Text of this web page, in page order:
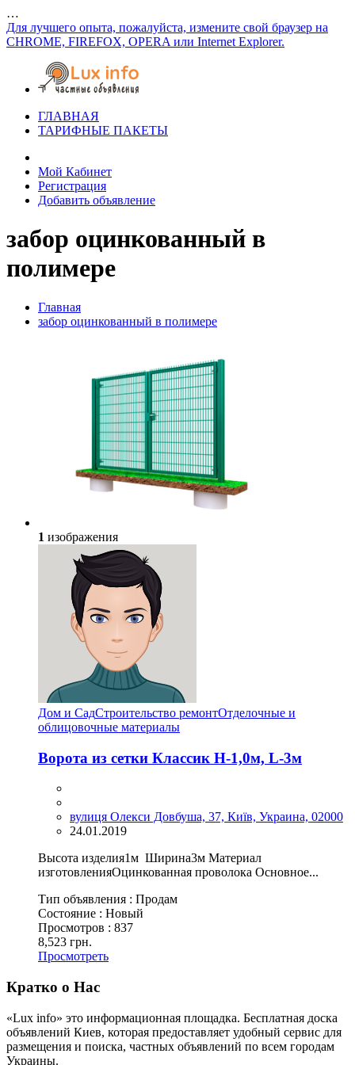
…
Для лучшего опыта, пожалуйста, измените свой браузер на
CHROME, FIREFOX, OPERA или Internet Explorer.
ГЛАВНАЯ
ТАРИФНЫЕ ПАКЕТЫ
Мой Кабинет
Регистрация
Добавить объявление
забор оцинкованный в
полимере
Главная
забор оцинкованный в полимере
1 изображения
Дом и СадСтроительство ремонтОтделочные и
облицовочные материалы
Ворота из сетки Классик H-1,0м, L-3м
вулиця Олекси Довбуша, 37, Київ, Украина, 02000
24.01.2019
Высота изделия1м Ширина3м Материал
изготовленияОцинкованная проволока Основное...
Тип объявления : Продам
Состояние : Новый
Просмотров : 837
8,523 грн.
Просмотреть
Кратко о Нас
«Lux info» это информационная площадка. Бесплатная доска
объявлений Киев, которая предоставляет удобный сервис для
размещения и поиска, частных объявлений по всем городам
Украины.